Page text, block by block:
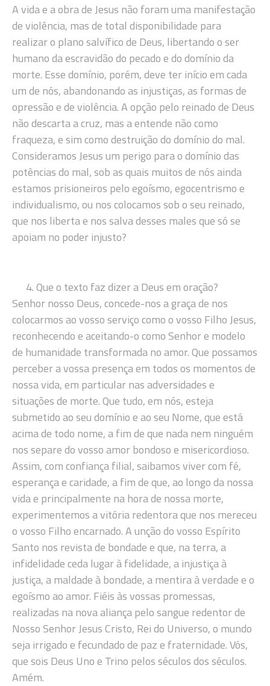
A vida e a obra de Jesus não foram uma manifestação
de violência, mas de total disponibilidade para
realizar o plano salvífico de Deus, libertando o ser
humano da escravidão do pecado e do domínio da
morte. Esse domínio, porém, deve ter início em cada
um de nós, abandonando as injustiças, as formas de
opressão e de violência. A opção pelo reinado de Deus
não descarta a cruz, mas a entende não como
fraqueza, e sim como destruição do domínio do mal.
Consideramos Jesus um perigo para o domínio das
potências do mal, sob as quais muitos de nós ainda
estamos prisioneiros pelo egoísmo, egocentrismo e
individualismo, ou nos colocamos sob o seu reinado,
que nos liberta e nos salva desses males que só se
apoiam no poder injusto?
Que o texto faz dizer a Deus em oração?
Senhor nosso Deus, concede-nos a graça de nos
colocarmos ao vosso serviço como o vosso Filho Jesus,
reconhecendo e aceitando-o como Senhor e modelo
de humanidade transformada no amor. Que possamos
perceber a vossa presença em todos os momentos de
nossa vida, em particular nas adversidades e
situações de morte. Que tudo, em nós, esteja
submetido ao seu domínio e ao seu Nome, que está
acima de todo nome, a fim de que nada nem ninguém
nos separe do vosso amor bondoso e misericordioso.
Assim, com confiança filial, saibamos viver com fé,
esperança e caridade, a fim de que, ao longo da nossa
vida e principalmente na hora de nossa morte,
experimentemos a vitória redentora que nos mereceu
o vosso Filho encarnado. A unção do vosso Espírito
Santo nos revista de bondade e que, na terra, a
infidelidade ceda lugar à fidelidade, a injustiça à
justiça, a maldade à bondade, a mentira à verdade e o
egoísmo ao amor. Fiéis às vossas promessas,
realizadas na nova aliança pelo sangue redentor de
Nosso Senhor Jesus Cristo, Rei do Universo, o mundo
seja irrigado e fecundado de paz e fraternidade. Vós,
que sois Deus Uno e Trino pelos séculos dos séculos.
Amém.